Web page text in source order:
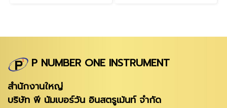
P NUMBER ONE INSTRUMENT
สำนักงานใหญ่
บริษัท พี นัมเบอร์วัน อินสตรูเม้นท์ จำกัด